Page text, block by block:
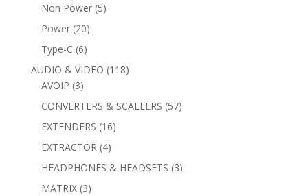
products
Non Power 55
Power 2020
products
Type-C 66
products
AUDIO & VIDEO 118118
AVOIP 33
products
CONVERTERS & SCALLERS 5757
EXTENDERS 1616
EXTRACTOR 44
products
HEADPHONES & HEADSETS 33
MATRIX 33